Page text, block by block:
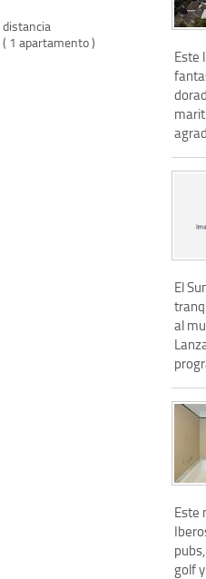
distancia
1 apartamento )
Este
El
al
Este
golf